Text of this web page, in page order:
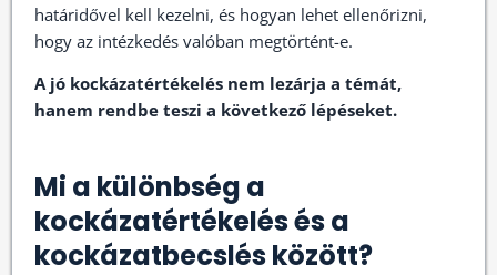
határidővel kell kezelni, és hogyan lehet ellenőrizni,
hogy az intézkedés valóban megtörtént-e.
A jó kockázatértékelés nem lezárja a témát,
hanem rendbe teszi a következő lépéseket.
Mi a különbség a
kockázatértékelés és a
kockázatbecslés között?